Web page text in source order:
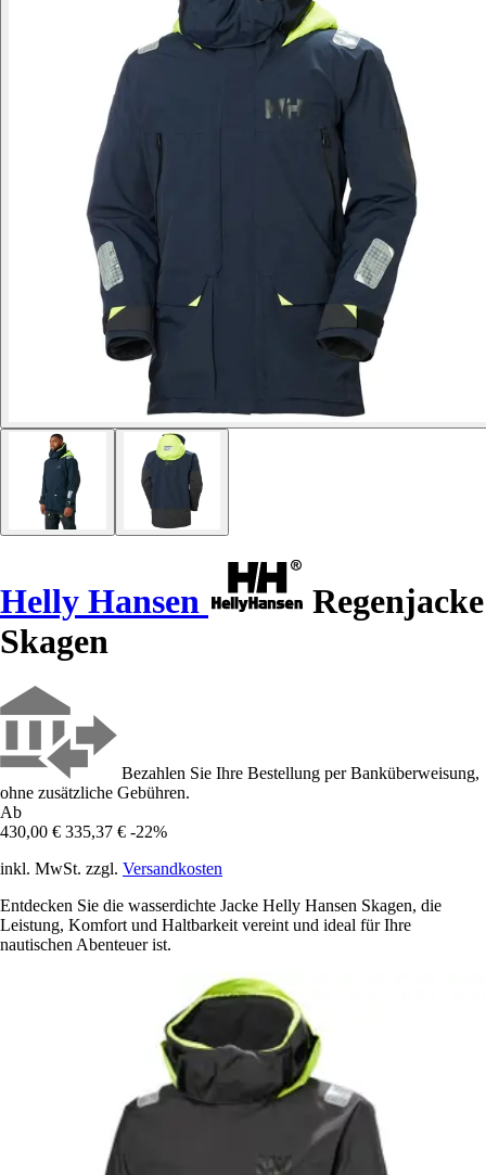
Helly Hansen
Regenjacke
Skagen
Bezahlen Sie Ihre Bestellung per Banküberweisung,
ohne zusätzliche Gebühren.
Ab
430,00 € 335,37 € -22%
inkl. MwSt. zzgl. Versandkosten
Entdecken Sie die wasserdichte Jacke Helly Hansen Skagen, die
Leistung, Komfort und Haltbarkeit vereint und ideal für Ihre
nautischen Abenteuer ist.